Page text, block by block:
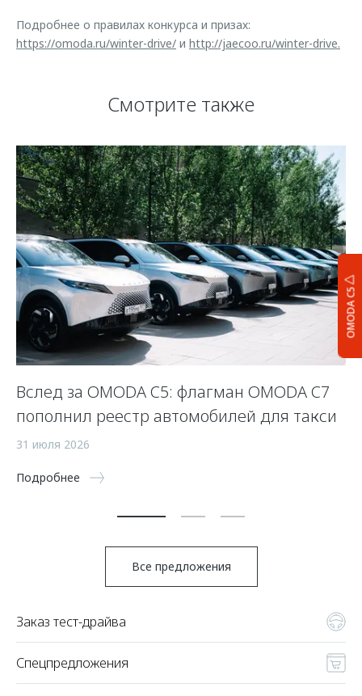
OMODA C5
Подробнее о правилах конкурса и призах:
https://omoda.ru/winter-drive/ и http://jaecoo.ru/winter-drive.
Смотрите также
Вслед за OMODA C5: флагман OMODA C7
пополнил реестр автомобилей для такси
31 июля 2026
Подробнее
Все предложения
Заказ тест-драйва
Спецпредложения